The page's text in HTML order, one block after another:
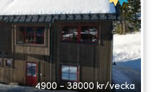
4900 - 38000 kr/vecka